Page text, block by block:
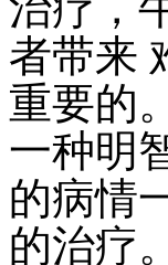
者带来
重要的
一种明
的病情
的治疗